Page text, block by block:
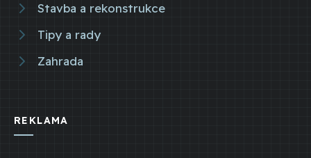
Stavba a rekonstrukce
Tipy a rady
Zahrada
REKLAMA